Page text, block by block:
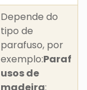
Depende do
tipo de
parafuso, por
exemplo:Paraf
usos de